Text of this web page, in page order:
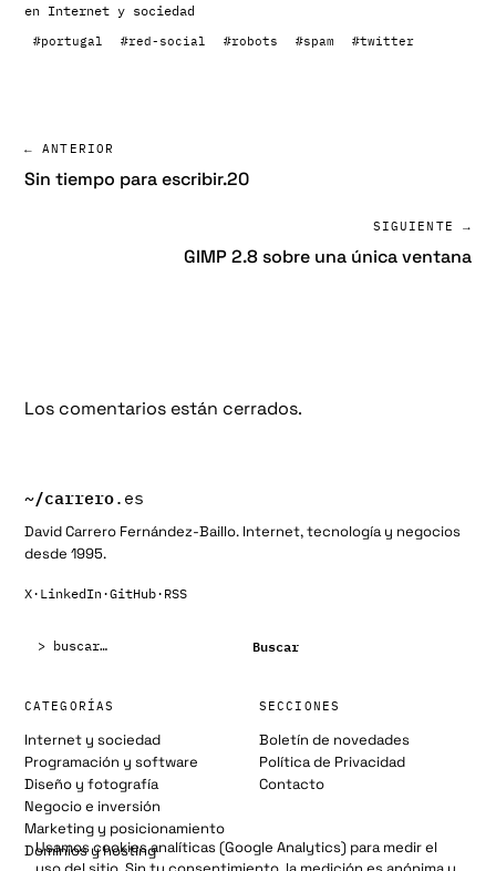
en Internet y sociedad
#portugal #red-social #robots #spam #twitter
← ANTERIOR
Sin tiempo para escribir.20
SIGUIENTE →
GIMP 2.8 sobre una única ventana
Los comentarios están cerrados.
~/carrero.es
David Carrero Fernández-Baillo. Internet, tecnología y negocios
desde 1995.
X· LinkedIn·GitHub· RSS
Buscar
CATEGORÍAS
Internet y sociedad
Programación y software
Diseño y fotografía
Negocio e inversión
Marketing y posicionamiento
Dominios y hosting
SECCIONES
Boletín de novedades
Política de Privacidad
Contacto
Usamos cookies analíticas (Google Analytics) para medir el